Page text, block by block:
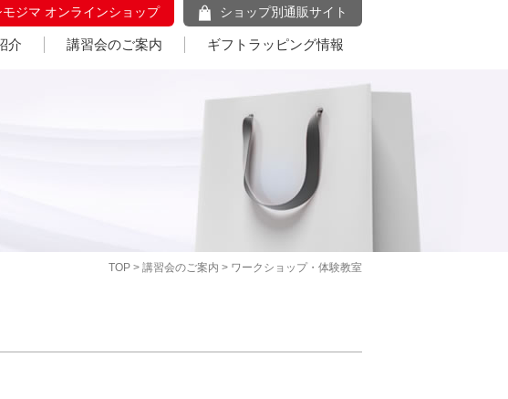
モジマ オンラインショップ ショップ別通販サイト
介 講習会のご案内 ギフトラッピング情報
TOP > 講習会のご案内 > ワークショップ・体験教室